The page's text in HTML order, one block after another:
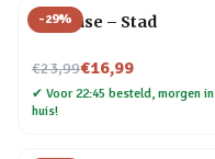
-29%
Flip Vase – Stad
€23,99
Nu voor€16,99
✔ Voor 22:45 besteld, morgen in
huis!